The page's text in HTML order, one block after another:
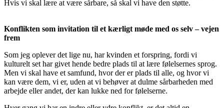
Hvis vi skal lære at være sårbare, så skal vi have den støtte.
Konflikten som invitation til et kærligt møde med os selv – vejen
frem
Som jeg oplever det lige nu, har kvinden et forspring, fordi vi
kulturelt set har givet hende bedre plads til at lære følelsernes sprog.
Men vi skal have et samfund, hvor der er plads til alle, og hvor vi
kan være dem, vi er, uden at vi behøver at dulme sårbarheden med
arbejde eller andet, der kan lukke ned for følelserne.